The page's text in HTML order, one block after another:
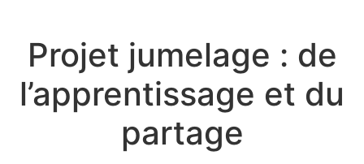
Projet jumelage : de
l’apprentissage et du
partage